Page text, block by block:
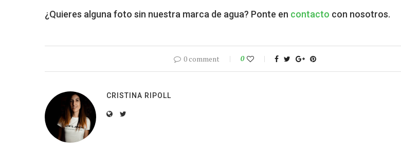
¿Quieres alguna foto sin nuestra marca de agua? Ponte en contacto con nosotros.
0 comment 0
CRISTINA RIPOLL